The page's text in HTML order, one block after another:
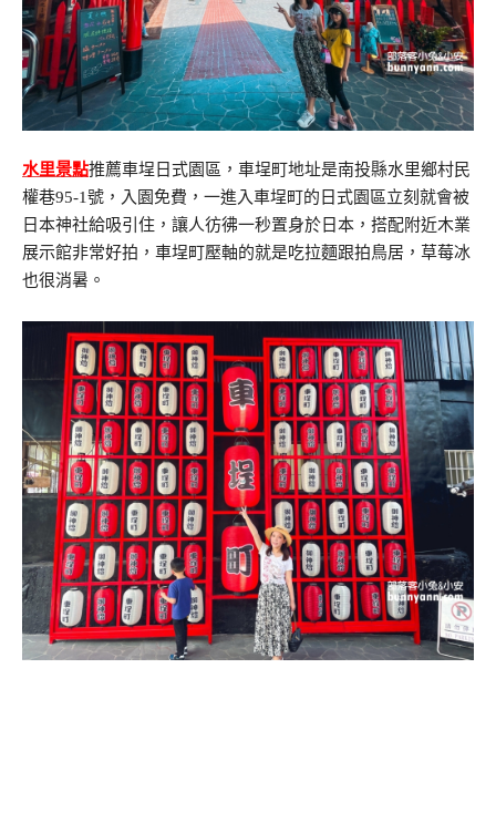
水里景點推薦車埕日式園區，車埕町地址是南投縣水里鄉村民
權巷95-1號，入園免費，一進入車埕町的日式園區立刻就會被
日本神社給吸引住，讓人彷彿一秒置身於日本，搭配附近木業
展示館非常好拍，車埕町壓軸的就是吃拉麵跟拍鳥居，草莓冰
也很消暑。